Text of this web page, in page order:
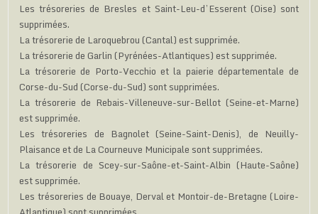
Les trésoreries de Bresles et Saint-Leu-d’Esserent (Oise) sont
supprimées.
La trésorerie de Laroquebrou (Cantal) est supprimée.
La trésorerie de Garlin (Pyrénées-Atlantiques) est supprimée.
La trésorerie de Porto-Vecchio et la paierie départementale de
Corse-du-Sud (Corse-du-Sud) sont supprimées.
La trésorerie de Rebais-Villeneuve-sur-Bellot (Seine-et-Marne)
est supprimée.
Les trésoreries de Bagnolet (Seine-Saint-Denis), de Neuilly-
Plaisance et de La Courneuve Municipale sont supprimées.
La trésorerie de Scey-sur-Saône-et-Saint-Albin (Haute-Saône)
est supprimée.
Les trésoreries de Bouaye, Derval et Montoir-de-Bretagne (Loire-